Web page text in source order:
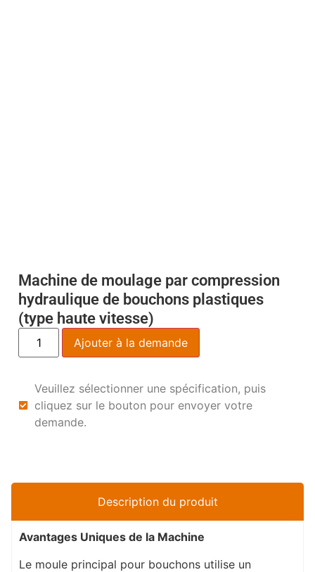
Machine de moulage par compression
hydraulique de bouchons plastiques
(type haute vitesse)
Ajouter à la demande
Veuillez sélectionner une spécification, puis
cliquez sur le bouton pour envoyer votre
demande.
Description du produit
Avantages Uniques de la Machine
Le moule principal pour bouchons utilise un